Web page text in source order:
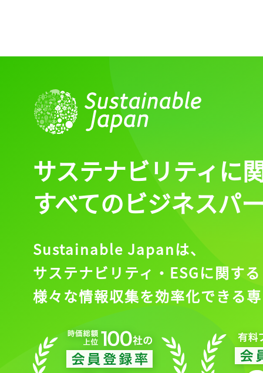
サステナビリティに
すべてのビジネスパ
Sustainable Japanは、
サステナビリティ・ESGに関する
様々な情報収集を効率化できる